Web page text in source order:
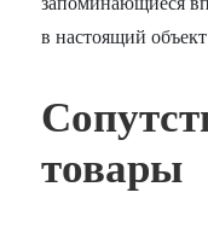
в настоящий
товары